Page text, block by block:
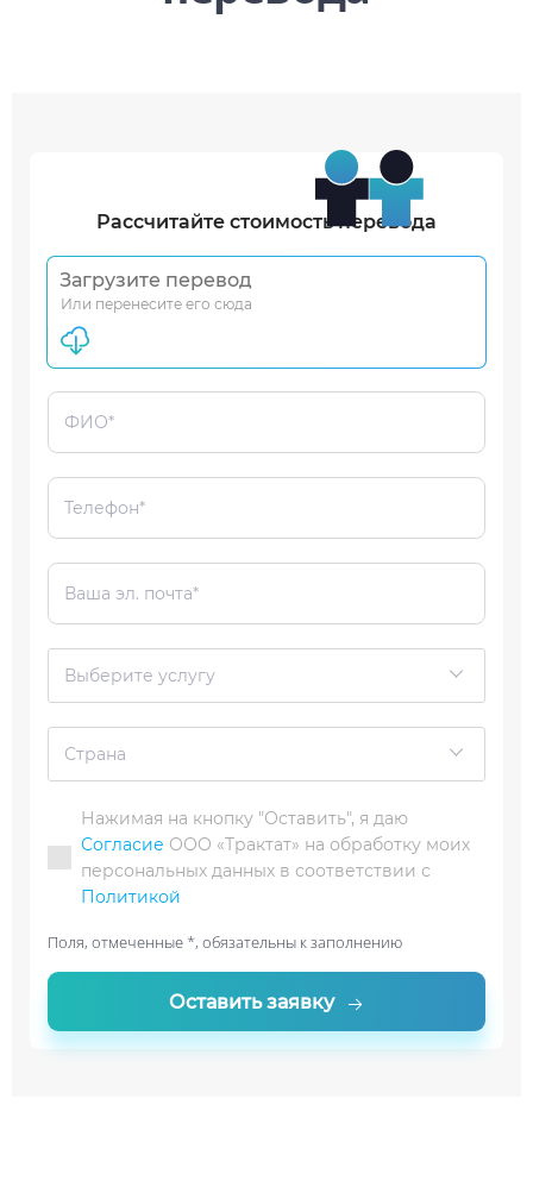
Рассчитайте стоимость перевода
Загрузите перевод
Или перенесите его сюда
Выберите услугу
Страна
Нажимая на кнопку "Оставить", я даю
Согласие ООО «Трактат» на обработку моих
персональных данных в соответствии с
Политикой
Поля, отмеченные *, обязательны к заполнению
Оставить заявку